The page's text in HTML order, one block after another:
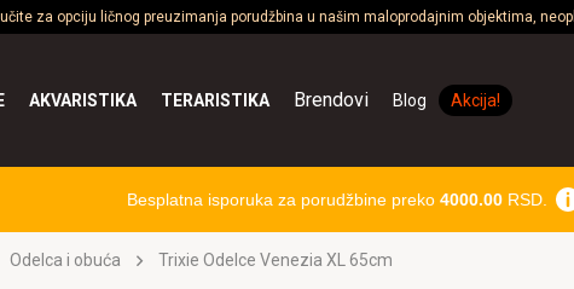
za opciju ličnog preuzimanja porudžbina u našim maloprodajnim objektima,
AKVARISTIKA TERARISTIKA Brendovi Blog Akcija!
Besplatna isporuka za porudžbine preko 4000.00RSD.
Odelca i obuća Trixie Odelce Venezia XL 65cm